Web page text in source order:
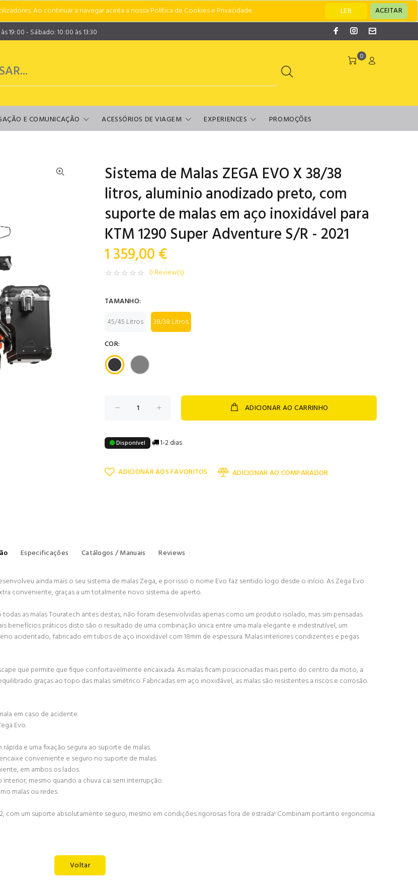
Ao continuar a navegar aceita a nossa Política de Cookies e Privacidade. LER
ACEITAR
19:00 - Sábado: 10:00 às 13:30
0
E COMUNICAÇÃO ACESSÓRIOS DE VIAGEM EXPERIENCES PROMOÇÕES
Sistema de Malas ZEGA EVO X 38/38
litros, aluminio anodizado preto, com
suporte de malas em aço inoxidável para
KTM 1290 Super Adventure S/R - 2021
1 359,00 €
0 Review(s)
TAMANHO:
45/45 Litros
38/38 Litros
COR:
ADICIONAR AO CARRINHO
Disponível 1-2 dias
ADICIONAR AOS FAVORITOS ADICIONAR AO COMPARADOR
Especificações Catálogos / Manuais Reviews
ainda mais o seu sistema de malas Zega, e por isso o nome Evo faz sentido logo desde o início. As Zega Evo
conveniente, graças a um totalmente novo sistema de aperto.
as malas Touratech antes destas, não foram desenvolvidas apenas como um produto isolado, mas sim pensadas
benefícios práticos disto são o resultado de uma combinação única entre uma mala elegante e indestrutível, um
acidentado, fabricado em tubos de aço inoxidável com 18mm de espessura. Malas interiores condizentes e pegas
que permite que fique confortavelmente encaixada. As malas ficam posicionadas mais perto do centro da moto, a
graças ao topo das malas simétrico. Fabricadas em aço inoxidável, as malas são resistentes a riscos e corrosão.
em caso de acidente.
Evo.
e uma fixação segura ao suporte de malas.
conveniente e seguro no suporte de malas.
em ambos os lados.
mesmo quando a chuva cai sem interrupção.
malas ou redes.
com um suporte absolutamente seguro, mesmo em condições rigorosas fora de estrada! Combinam portanto ergonomia
Voltar